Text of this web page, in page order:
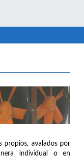
propios, avalados por
individual o en